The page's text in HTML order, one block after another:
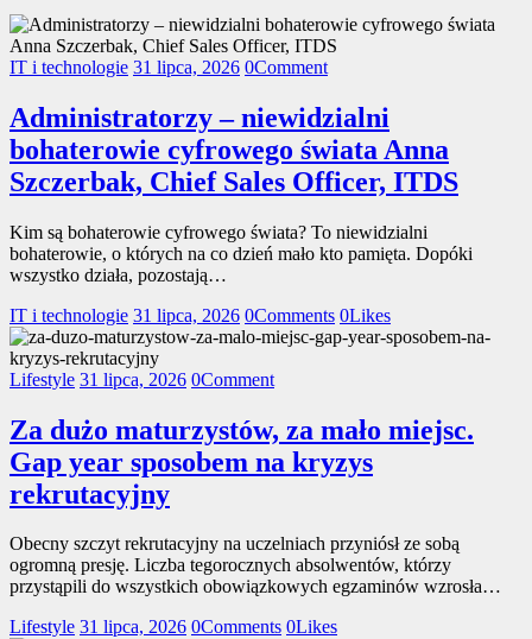
IT i technologie 31 lipca, 2026 0Comment
Administratorzy – niewidzialni
bohaterowie cyfrowego świata Anna
Szczerbak, Chief Sales Officer, ITDS
Kim są bohaterowie cyfrowego świata? To niewidzialni
bohaterowie, o których na co dzień mało kto pamięta. Dopóki
wszystko działa, pozostają…
IT i technologie 31 lipca, 2026 0Comments 0Likes
Lifestyle 31 lipca, 2026 0Comment
Za dużo maturzystów, za mało miejsc.
Gap year sposobem na kryzys
rekrutacyjny
Obecny szczyt rekrutacyjny na uczelniach przyniósł ze sobą
ogromną presję. Liczba tegorocznych absolwentów, którzy
przystąpili do wszystkich obowiązkowych egzaminów wzrosła…
Lifestyle 31 lipca, 2026 0Comments 0Likes